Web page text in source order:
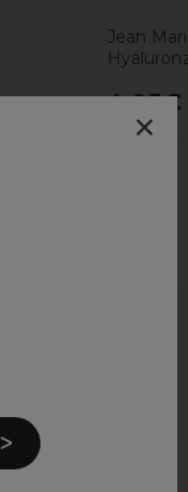
Jean
4,05€
×